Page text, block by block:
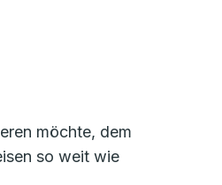
möchte, dem
so weit wie